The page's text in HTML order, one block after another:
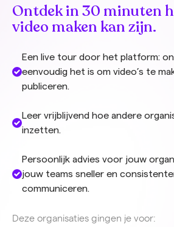
Ontdek in 30 minuten
video maken kan zijn.
Een live tour door het platform:
eenvoudig het is om video’s te
publiceren.
Leer vrijblijvend hoe andere
inzetten.
Persoonlijk advies voor jouw
jouw teams sneller en
communiceren.
Deze organisaties gingen je voor: